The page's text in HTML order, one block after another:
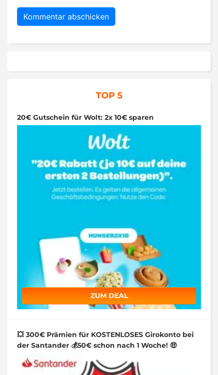
TOP 5
20€ Gutschein für Wolt: 2x 10€ sparen
ZUM DEAL
💥 300€ Prämien für KOSTENLOSES Girokonto bei
der Santander 💰50€ schon nach 1 Woche! 🤑